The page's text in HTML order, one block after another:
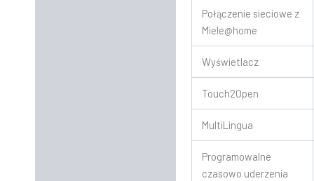
Połączenie sieciowe z
Miele@home
Wyświetlacz
Touch2Open
MultiLingua
Programowalne
czasowo uderzenia